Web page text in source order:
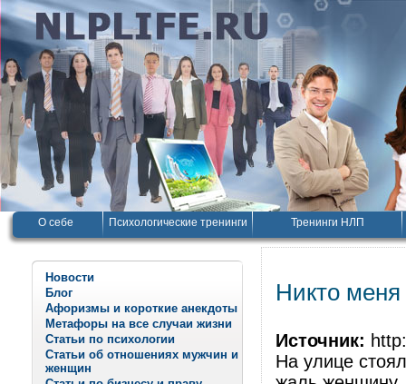
О себе Психологические тренинги Тренинги НЛП
Новости
Блог
Афоризмы и короткие анекдоты
Метафоры на все случаи жизни
Статьи по психологии
Статьи об отношениях мужчин и
женщин
Никто
Источник:
На улице